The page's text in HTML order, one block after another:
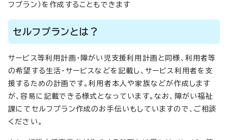
フプラン）を作成することもできます
セルフプランとは？
サービス等利用計画・障がい児支援利用計画と同様、利用者等
の希望する生活・サービスなどを記載し、サービス利用者を支
援するための計画です。利用者本人や家族などが作成します
が、容易に記載できる様式となっています。なお、障がい福祉
課にてセルフプラン作成のお手伝いもしていますので、ご相談
ください。